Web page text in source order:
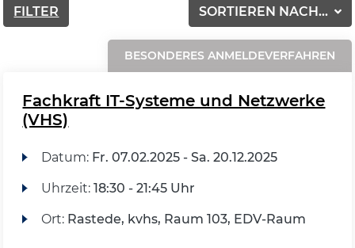
SORTIEREN NACH...
FILTER
BESONDERES ANMELDEVERFAHREN
Fachkraft IT-Systeme und Netzwerke
(VHS)
Datum: Fr. 07.02.2025 - Sa. 20.12.2025
Uhrzeit: 18:30 - 21:45 Uhr
Ort: Rastede, kvhs, Raum 103, EDV-Raum